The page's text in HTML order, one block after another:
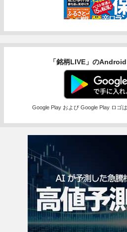
「銘柄LIVE」の
Google Play および Google Play ロゴ